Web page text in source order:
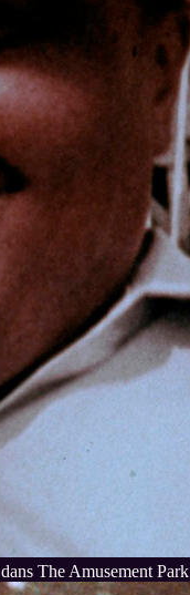
The Amusement Park